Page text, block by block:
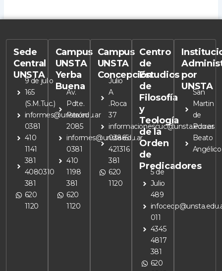
Sede
Central
UNSTA
9 de julio
165
(S.M.Tuc.)
informes@unsta.edu.ar
0381
410
1141
381
4080310
381
620
1120
Campus
UNSTA
Yerba
Buena
Av.
Pdte.
Perón
2085
informes@unsta.edu.ar
0381
410
1198
381
620
1120
Campus
UNSTA
Concepción
Julio
A
.Roca
37
informacionescuc@unsta.edu.ar
03865
421316
381
620
1120
Centro
de
Estudios
de
Filosofía
y
Teología
de la
Orden
de
Predicadores
5 de
Julio
489
011
4345
4817
381
620
por
UNSTA
San
Martin
de
Porres
Beato
Angélico